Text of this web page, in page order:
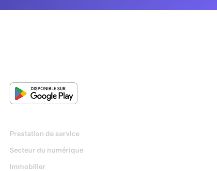
Prestation de service
Secteur du numérique
Immobilier